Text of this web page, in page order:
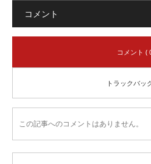
コメント
コメント (
トラックバッ
この記事へのコメントはありません。